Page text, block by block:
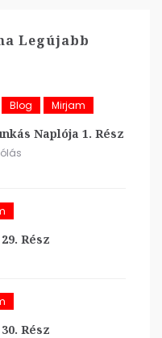
Legújabb
Blog Mirjam
Naplója 1. Rész
Rész
Rész